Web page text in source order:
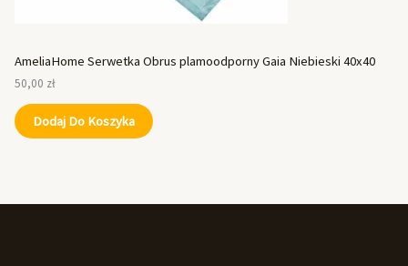
AmeliaHome Serwetka Obrus plamoodporny Gaia Niebieski 40x40
50,00 zł
Dodaj Do Koszyka